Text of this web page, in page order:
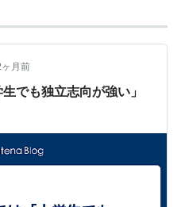
ヶ月前
でも独立志向が強い」